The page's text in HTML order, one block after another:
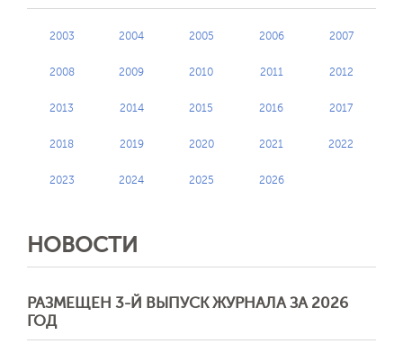
2003 2004 2005 2006 2007
2008 2009 2010 2011 2012
2013 2014 2015 2016 2017
2018 2019 2020 2021 2022
2023 2024 2025 2026
НОВОСТИ
РАЗМЕЩЕН 3-Й ВЫПУСК ЖУРНАЛА ЗА 2026
ГОД